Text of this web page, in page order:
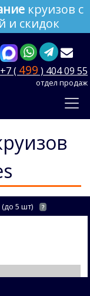
круизов с
и скидок
+7 ( 499 ) 404 09 55
отдел продаж
5 шт) ?